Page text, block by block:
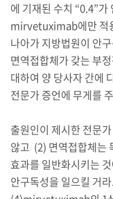
에 기재된 수치 “0.4”
mirvetuximab에만 적
나아가 지방법원이 안
면역접합체가 갖는 부
대하여 양 당사자 간에
전문가 증언에 무게를
출원인이 제시한 전문
않고 (2) 면역접합체는
효과를 일반화시키는
안구독성을 일으킬 거